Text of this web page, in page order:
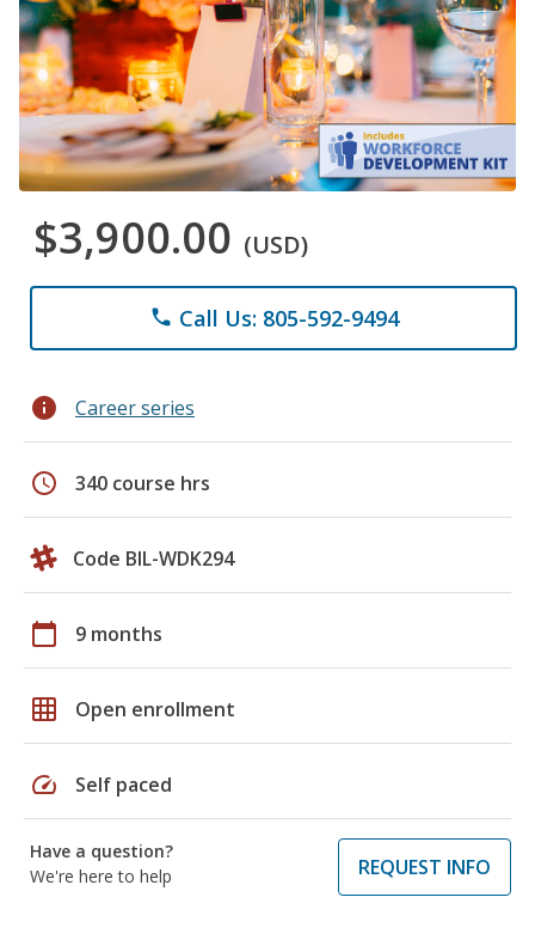
$3,900.00 (USD)
phone Call Us: 805-592-9494
info Career series
schedule 340 course hrs
Code BIL-WDK294
calendar_today 9 months
grid_on Open enrollment
speed Self paced
Have a question?
We're here to help
REQUEST INFO